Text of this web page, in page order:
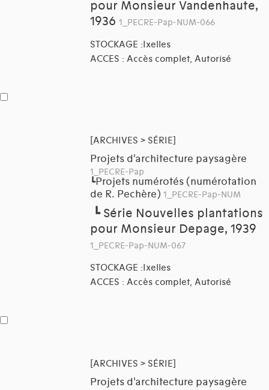
pour Monsieur Vandenhaute,
1936 1_PECRE-Pap-NUM-066
STOCKAGE :Ixelles
ACCES : Accès complet, Autorisé
[ARCHIVES > SÉRIE]
Projets d'architecture paysagère
1_PECRE-Pap
┗Projets numérotés (numérotation
de R. Pechère) 1_PECRE-Pap-NUM
┗ Série Nouvelles plantations
pour Monsieur Depage, 1939
1_PECRE-Pap-NUM-067
STOCKAGE :Ixelles
ACCES : Accès complet, Autorisé
[ARCHIVES > SÉRIE]
Projets d'architecture paysagère